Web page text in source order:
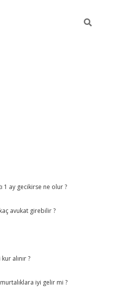
1 ay gecikirse ne olur ?
avukat girebilir ?
alınır ?
iyi gelir mi ?